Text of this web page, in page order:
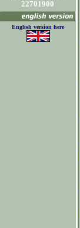
22701900
English version here